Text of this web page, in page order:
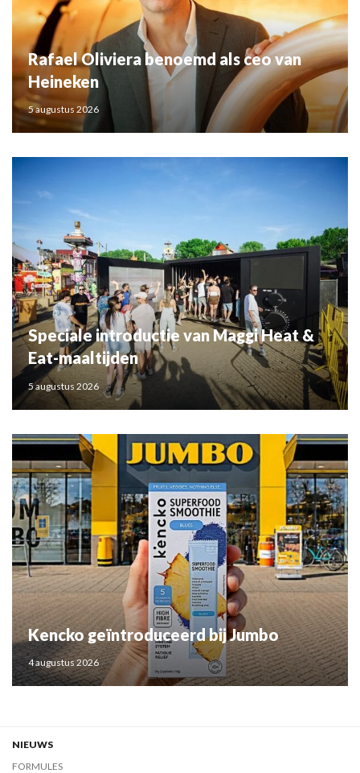
Rafael Oliviera benoemd als ceo van
Heineken
5 augustus 2026
Speciale introductie van Maggi Heat &
Eat-maaltijden
5 augustus 2026
Kencko geïntroduceerd bij Jumbo
4 augustus 2026
NIEUWS
FORMULES